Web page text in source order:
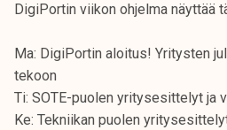
DigiPortin viikon ohjelma näyttää
Ma: DigiPortin aloitus! Yritysten
tekoon
Ti: SOTE-puolen yritysesittelyt ja
Ke: Tekniikan puolen